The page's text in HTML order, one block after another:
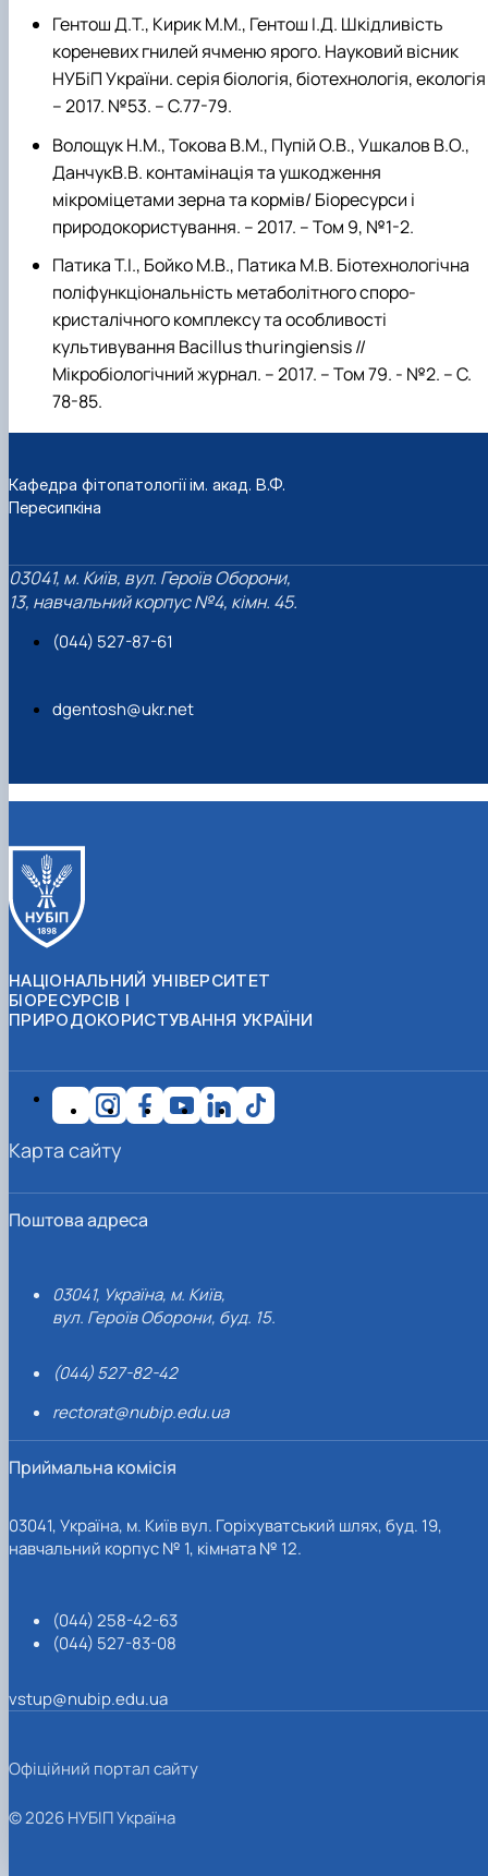
Гентош Д.Т., Кирик М.М., Гентош І.Д. Шкідливість
кореневих гнилей ячменю ярого. Науковий вісник
НУБіП України. серія біологія, біотехнологія, екологія
– 2017. №53. – С.77-79.
Волощук Н.М., Токова В.М., Пупій О.В., Ушкалов В.О.,
ДанчукВ.В. контамінація та ушкодження
мікроміцетами зерна та кормів/ Біоресурси і
природокористування. – 2017. – Том 9, №1-2.
Патика Т.І., Бойко М.В., Патика М.В. Біотехнологічна
поліфункціональність метаболітного споро-
кристалічного комплексу та особливості
культивування Bacillus thuringiensis //
Мікробіологічний журнал. – 2017. – Том 79. - №2. – С.
78-85.
Кафедра фітопатології ім. акад. В.Ф.
Пересипкіна
03041, м. Київ, вул. Героїв Оборони,
13, навчальний корпус №4, кімн. 45.
(044) 527-87-61
dgentosh@ukr.net
НАЦІОНАЛЬНИЙ УНІВЕРСИТЕТ
БІОРЕСУРСІВ І
ПРИРОДОКОРИСТУВАННЯ УКРАЇНИ
Поштова адреса
03041, Україна, м. Київ,
вул. Героїв Оборони, буд. 15.
(044) 527-82-42
rectorat@nubip.edu.ua
Приймальна комісія
03041, Україна, м. Київ вул. Горіхуватський шлях, буд. 19,
навчальний корпус № 1, кімната № 12.
(044) 258-42-63
(044) 527-83-08
vstup@nubip.edu.ua
Карта сайту
Офіційний портал сайту
© 2026 НУБІП Україна